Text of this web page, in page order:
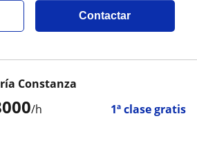
Contactar
/h 1ª clase gratis
Constanza